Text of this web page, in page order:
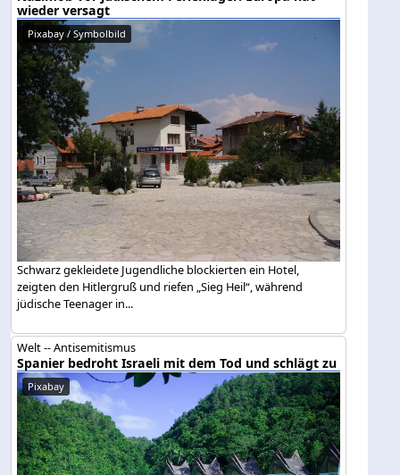
wieder versagt
Pixabay / Symbolbild
Schwarz gekleidete Jugendliche blockierten ein Hotel,
zeigten den Hitlergruß und riefen „Sieg Heil“, während
jüdische Teenager in...
Welt -- Antisemitismus
Spanier bedroht Israeli mit dem Tod und schlägt zu
Pixabay